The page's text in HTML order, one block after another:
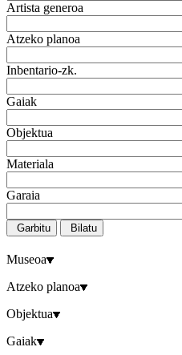
Artista generoa
Atzeko planoa
Inbentario-zk.
Gaiak
Objektua
Materiala
Garaia
Garbitu Bilatu
Museoa
Atzeko planoa
Objektua
Gaiak